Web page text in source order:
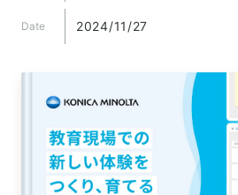
Date 2024/11/27